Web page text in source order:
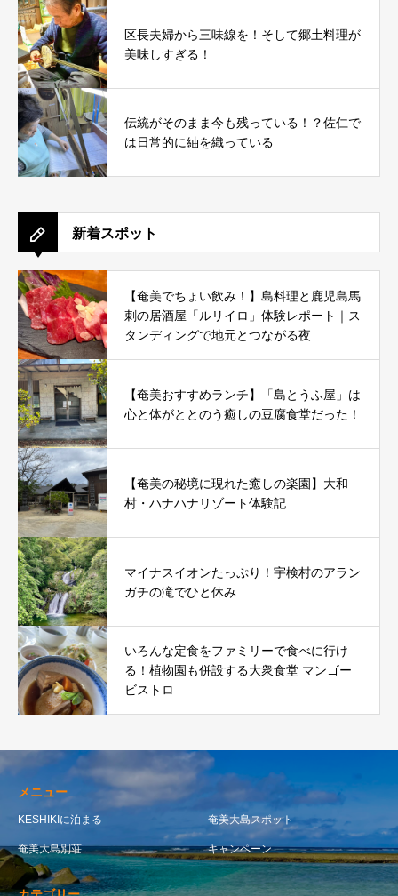
区長夫婦から三味線を！そして郷土料理が
美味しすぎる！
伝統がそのまま今も残っている！？佐仁で
は日常的に紬を織っている
新着スポット
【奄美でちょい飲み！】島料理と鹿児島馬
刺の居酒屋「ルリイロ」体験レポート｜ス
タンディングで地元とつながる夜
【奄美おすすめランチ】「島とうふ屋」は
心と体がととのう癒しの豆腐食堂だった！
【奄美の秘境に現れた癒しの楽園】大和
村・ハナハナリゾート体験記
マイナスイオンたっぷり！宇検村のアラン
ガチの滝でひと休み
いろんな定食をファミリーで食べに行け
る！植物園も併設する大衆食堂 マンゴー
ビストロ
メニュー
KESHIKIに泊まる 奄美大島スポット
奄美大島別荘 キャンペーン